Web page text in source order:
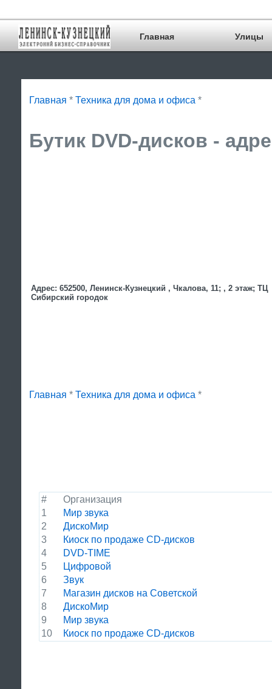
Главная Улицы
Главная * Техника для дома и офиса *
Бутик DVD-дисков -
Адрес: 652500, Ленинск-Кузнецкий , Чкалова, 11; , 2 этаж; ТЦ
Сибирский городок
Главная * Техника для дома и офиса *
#
Организация
1
Мир звука
2
ДискоМир
3
Киоск по продаже CD-дисков
4
DVD-TIME
5
Цифровой
6
Звук
7
Магазин дисков на Советской
8
ДискоМир
9
Мир звука
10
Киоск по продаже CD-дисков